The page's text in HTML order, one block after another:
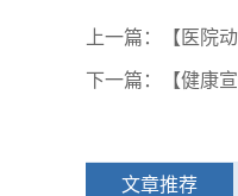
上一篇：【医院
下一篇：【健康
文章推荐